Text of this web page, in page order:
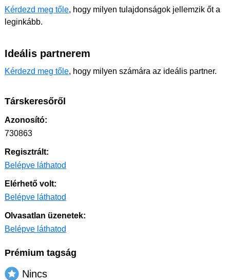
Kérdezd meg tőle, hogy milyen tulajdonságok jellemzik őt a
leginkább.
Ideális partnerem
Kérdezd meg tőle, hogy milyen számára az ideális partner.
Társkeresőről
Azonosító:
730863
Regisztrált:
Belépve láthatod
Elérhető volt:
Belépve láthatod
Olvasatlan üzenetek:
Belépve láthatod
Prémium tagság
Nincs